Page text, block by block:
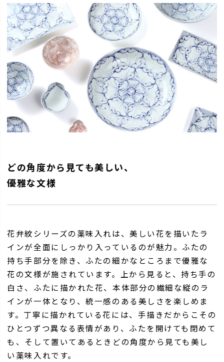
どの角度から見ても美しい、
優雅な文様
花弁紋シリーズの薬味入れは、美しい花を描いたラ
インが全面にしっかり入っているのが魅力。ふたの
持ち手部分を除き、ふたの細かなところまで優雅な
花の文様が施されています。上から見ると、持ち手の
白さ、ふたに描かれた花、本体部分の繊細な縦のラ
インが一体となり、統一感のある美しさを楽しめま
す。丁寧に描かれている花には、手描きだからこその
ひとつずつ異なる表情があり、ふたを開けても閉めて
も、そして置いてあるときどの角度から見ても美し
い薬味入れです。